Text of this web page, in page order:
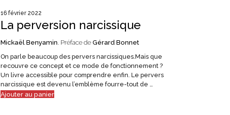
16 février 2022
La perversion narcissique
Mickaël Benyamin . Préface deGérard Bonnet
On parle beaucoup des pervers narcissiques.Mais que
recouvre ce concept et ce mode de fonctionnement ?
Un livre accessible pour comprendre enfin. Le pervers
narcissique est devenu l’emblème fourre-tout de …
Ajouter au panier